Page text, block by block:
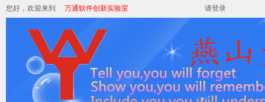
您好，欢迎来到 万通软件创新实验室 请登录